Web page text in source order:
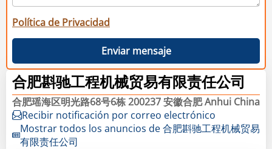
Política de Privacidad
Enviar mensaje
合肥斟驰工程机械贸易有限责任公司
合肥瑶海区明光路68号6栋 200237 安徽合肥 Anhui China
Recibir notificación por correo electrónico
Mostrar todos los anuncios de 合肥斟驰工程机械贸易
有限责任公司